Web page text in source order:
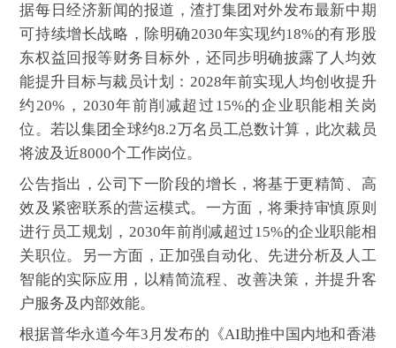
据每日经济新闻的报道，渣打集团对外发布最新中期
可持续增长战略，除明确2030年实现约18%的有形股
东权益回报等财务目标外，还同步明确披露了人均效
能提升目标与裁员计划：2028年前实现人均创收提升
约20%，2030年前削减超过15%的企业职能相关岗
位。若以集团全球约8.2万名员工总数计算，此次裁员
将波及近8000个工作岗位。
公告指出，公司下一阶段的增长，将基于更精简、高
效及紧密联系的营运模式。一方面，将秉持审慎原则
进行员工规划，2030年前削减超过15%的企业职能相
关职位。另一方面，正加强自动化、先进分析及人工
智能的实际应用，以精简流程、改善决策，并提升客
户服务及内部效能。
根据普华永道今年3月发布的《AI助推中国内地和香港